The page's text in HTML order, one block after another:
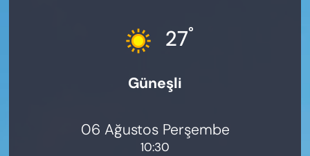
27°
Güneşli
06 Ağustos Perşembe
10:30